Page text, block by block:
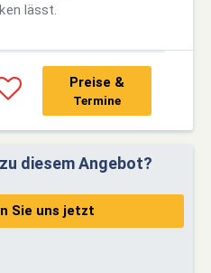
lässt.
Preise &
Termine
diesem Angebot?
Sie uns jetzt